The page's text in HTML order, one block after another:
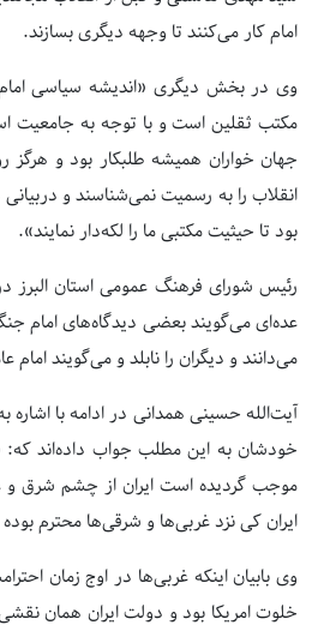
امام کار می‌کنند تا وجهه دیگری بسازند.
وی در بخش دیگری «اندیشه سیاسی
مکتب ثقلین است و با توجه به جامعیت
جهان خواران همیشه طلبکار بود و
انقلاب را به رسمیت نمی‌شناسند و
بود تا حیثیت مکتبی ما را لکه‌دار نمایند».
رئیس شورای فرهنگ عمومی استان البرز
عده‌ای می‌گویند بعضی دیدگاه‌های امام جنگ
می‌دانند و دیگران را نابلد و می‌گویند
آیت‌الله حسینی همدانی در ادامه با اشاره
خودشان به این مطلب جواب داده‌اند
موجب گردیده است ایران از چشم شرق
ایران کی نزد غربی‌ها و شرقی‌ها محترم
وی بابیان اینکه غربی‌ها در اوج زمان
خلوت امریکا بود و دولت ایران همان